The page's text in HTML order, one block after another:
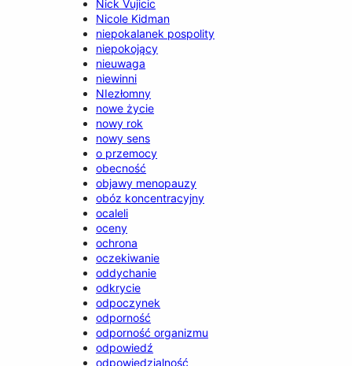
Nick Vujicic
Nicole Kidman
niepokalanek pospolity
niepokojący
nieuwaga
niewinni
NIezłomny
nowe życie
nowy rok
nowy sens
o przemocy
obecność
objawy menopauzy
obóz koncentracyjny
ocaleli
oceny
ochrona
oczekiwanie
oddychanie
odkrycie
odpoczynek
odporność
odporność organizmu
odpowiedź
odpowiedzialność